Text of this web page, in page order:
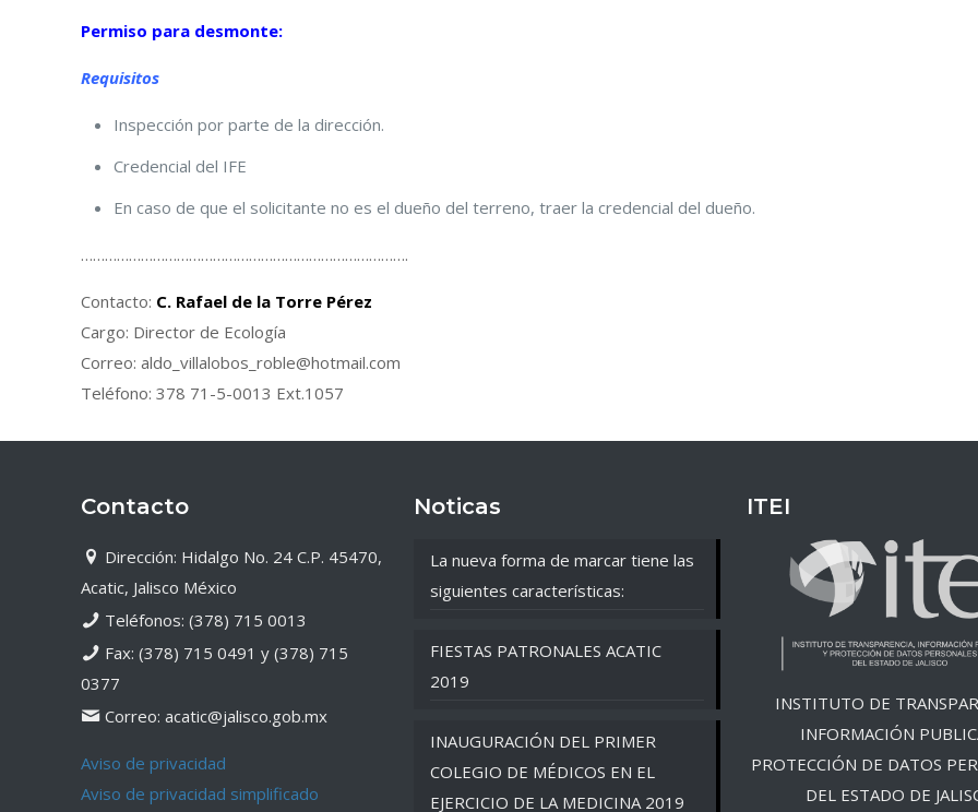
Permiso para desmonte:
Requisitos
Inspección por parte de la dirección.
Credencial del IFE
En caso de que el solicitante no es el dueño del terreno, traer la credencial del dueño.
……………………………………………………………………….
Contacto: C. Rafael de la Torre Pérez
Cargo: Director de Ecología
Correo: aldo_villalobos_roble@hotmail.com
Teléfono: 378 71-5-0013 Ext.1057
Contacto
Dirección: Hidalgo No. 24 C.P. 45470,
Acatic, Jalisco México
Teléfonos: (378) 715 0013
Fax: (378) 715 0491 y (378) 715
0377
Correo: acatic@jalisco.gob.mx
Aviso de privacidad
Aviso de privacidad simplificado
Noticas
La nueva forma de marcar tiene las
siguientes características:
FIESTAS PATRONALES ACATIC
2019
INAUGURACIÓN DEL PRIMER
COLEGIO DE MÉDICOS EN EL
EJERCICIO DE LA MEDICINA 2019
ITEI
INSTITUTO DE
INFORMACIÓN
PROTECCIÓN DE DATOS
DEL ESTADO DE